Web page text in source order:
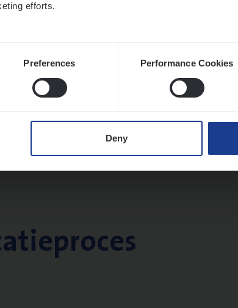
efforts.
Preferences Performance Cookies
Deny